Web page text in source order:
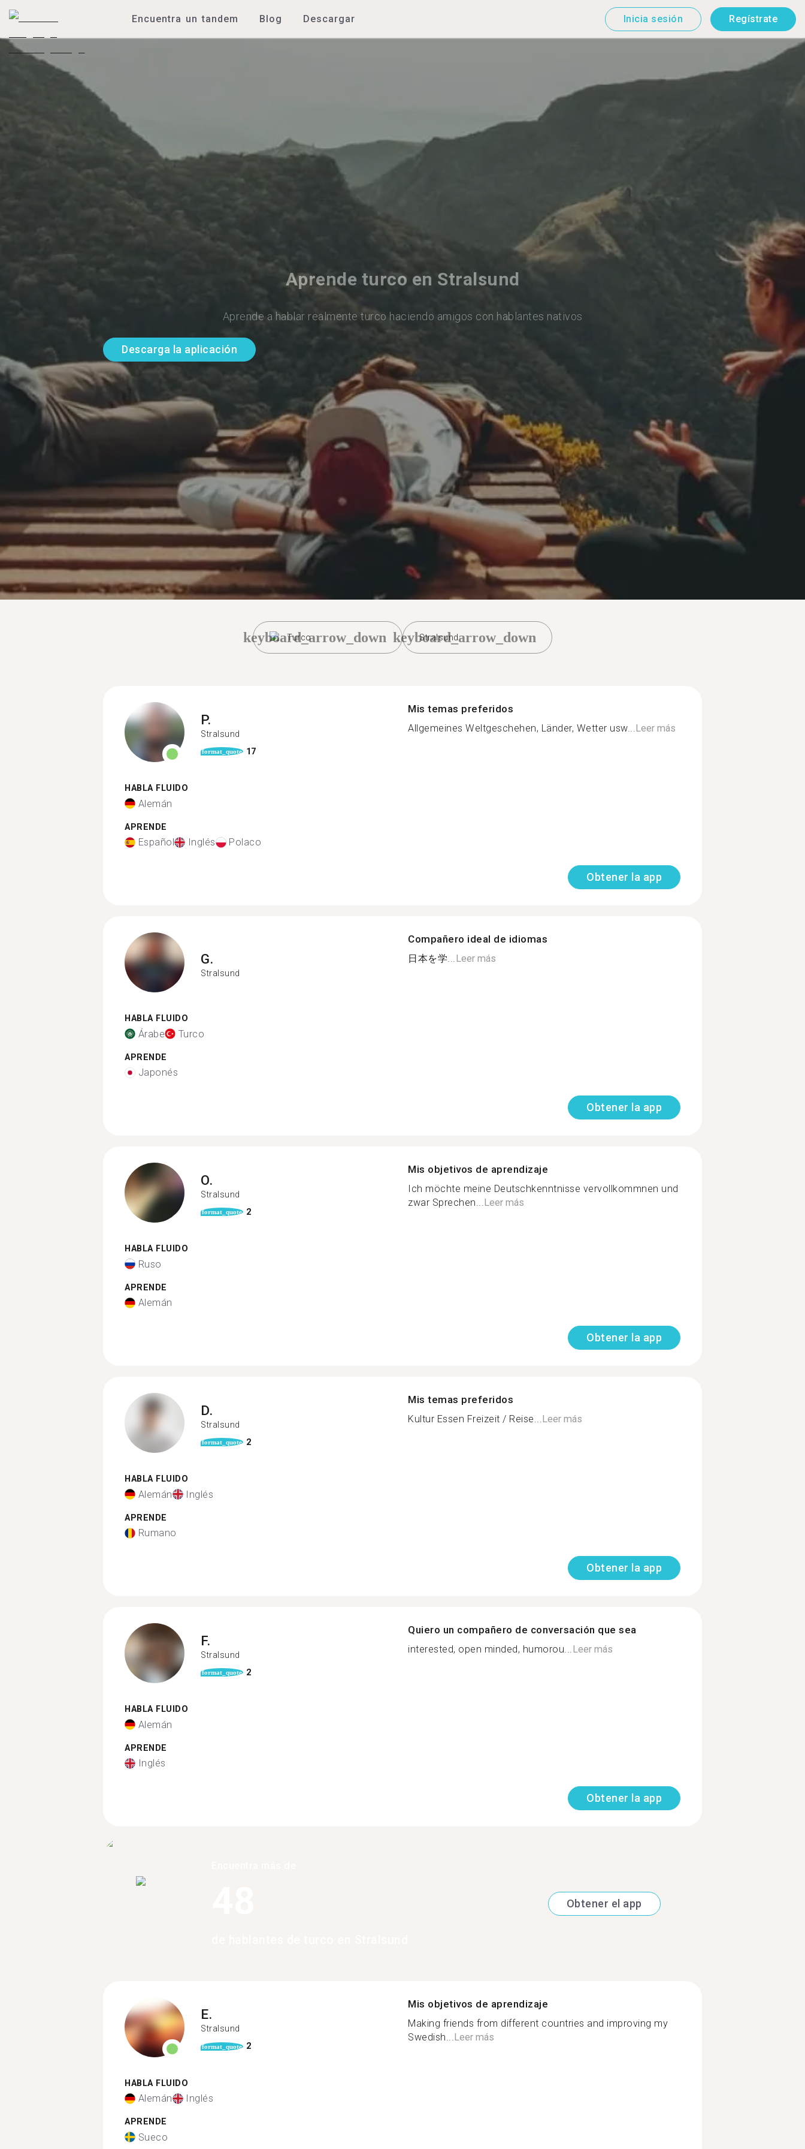
Encuentra un tandem Blog Descargar Inicia sesión Regístrate
Aprende turco en Stralsund
Aprende a hablar realmente turco haciendo amigos con hablantes nativos
Descarga la aplicación
Turco
keyboard_arrow_down Stralsund
keyboard_arrow_down
P.
Stralsund
format_quote 17
HABLA FLUIDO
Alemán
APRENDE
Español Inglés Polaco
Mis temas preferidos
Allgemeines Weltgeschehen, Länder, Wetter usw...Leer más
Obtener la app
G.
Stralsund
HABLA FLUIDO
Árabe Turco
APRENDE
Japonés
Compañero ideal de idiomas
日本を学...Leer más
Obtener la app
O.
Stralsund
format_quote 2
HABLA FLUIDO
Ruso
APRENDE
Alemán
Mis objetivos de aprendizaje
Ich möchte meine Deutschkenntnisse vervollkommnen und
zwar Sprechen...Leer más
Obtener la app
D.
Stralsund
format_quote 2
HABLA FLUIDO
Alemán Inglés
APRENDE
Rumano
Mis temas preferidos
Kultur Essen Freizeit / Reise...Leer más
Obtener la app
F.
Stralsund
format_quote 2
HABLA FLUIDO
Alemán
APRENDE
Inglés
Quiero un compañero de conversación que sea
interested, open minded, humorou...Leer más
Obtener la app
Obtener el app
E.
Stralsund
format_quote 2
HABLA FLUIDO
Alemán Inglés
APRENDE
Sueco
Mis objetivos de aprendizaje
Making friends from different countries and improving my
Swedish... Leer más